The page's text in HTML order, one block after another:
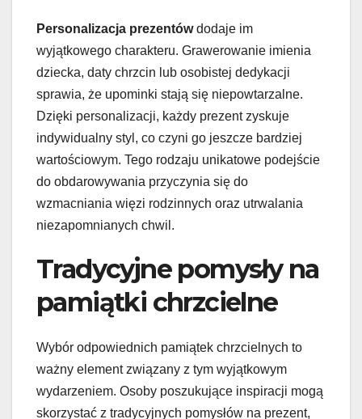
Personalizacja prezentówdodaje im
wyjątkowego charakteru. Grawerowanie imienia
dziecka, daty chrzcin lub osobistej dedykacji
sprawia, że upominki stają się niepowtarzalne.
Dzięki personalizacji, każdy prezent zyskuje
indywidualny styl, co czyni go jeszcze bardziej
wartościowym. Tego rodzaju unikatowe podejście
do obdarowywania przyczynia się do
wzmacniania więzi rodzinnych oraz utrwalania
niezapomnianych chwil.
Tradycyjne pomysły na
pamiątki chrzcielne
Wybór odpowiednich pamiątek chrzcielnych to
ważny element związany z tym wyjątkowym
wydarzeniem. Osoby poszukujące inspiracji mogą
skorzystać z tradycyjnych pomysłów na prezent,